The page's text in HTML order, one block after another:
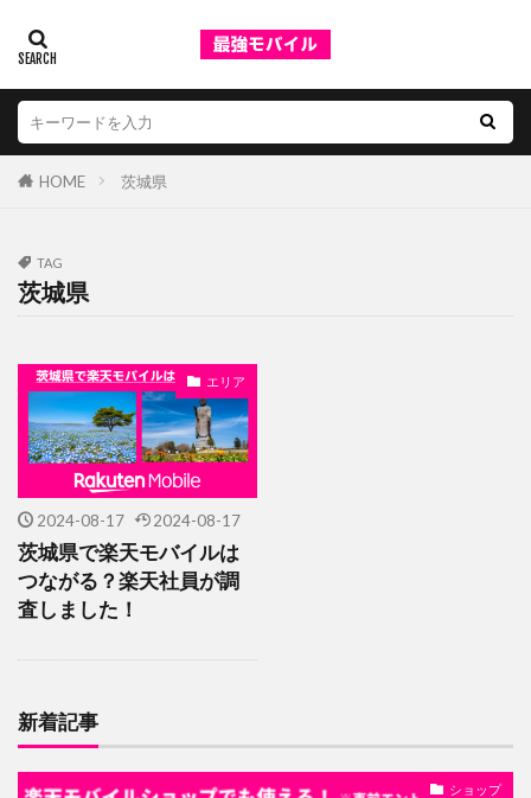
HOME 茨城県
TAG
茨城県
エリア
2024-08-17 2024-08-17
茨城県で楽天モバイルは
つながる？楽天社員が調
査しました！
新着記事
ショップ